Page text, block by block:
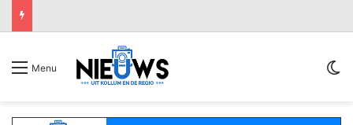
Menu